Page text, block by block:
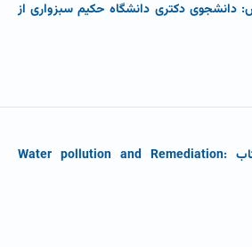
دانشجوی دکتری دانشگاه حکیم سبزواری از
همکاری بین المللی عضو هیات علمی دانشگاه حکیم سبزواری در نگارش کتاب Water pollution and Remediation: